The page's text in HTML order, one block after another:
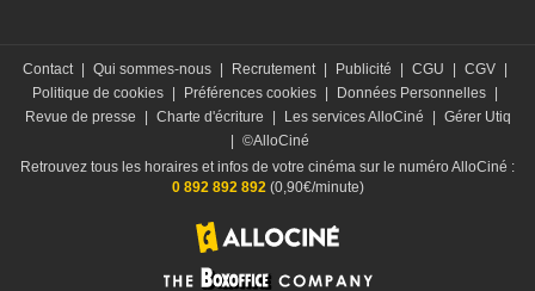
Contact | Qui sommes-nous | Recrutement | Publicité | CGU | CGV |
Politique de cookies | Préférences cookies | Données Personnelles |
Revue de presse
| Charte d'écriture | Les services AlloCiné | Gérer Utiq
| ©AlloCiné
Retrouvez tous les horaires et infos de votre cinéma sur le numéro AlloCiné :
0 892 892 892(0,90€/minute)